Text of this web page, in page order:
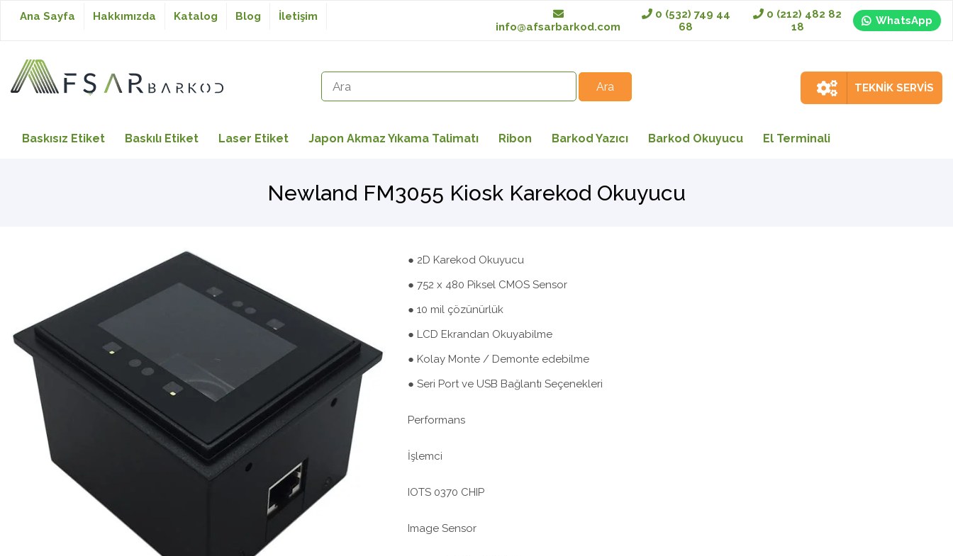
Baskısız Etiket
Japon Akmaz Yıkama
Ribon
Barkod Yazıcı
Barkod Okuyucu
Ana Sayfa Hakkımızda Katalog Blog
İletişim
info@afsarbarkod.com
0 (532) 749 44
68
0 (212) 482 82
18
WhatsApp
TEKNİK SERVİS
Baskısız Etiket Baskılı Etiket Laser Etiket Japon Akmaz Yıkama Talimatı Ribon Barkod Yazıcı Barkod Okuyucu El Terminali
Newland FM3055 Kiosk Karekod Okuyucu
● 2D Karekod Okuyucu
● 752 x 480 Piksel CMOS Sensor
● 10 mil çözünürlük
● LCD Ekrandan Okuyabilme
● Kolay Monte / Demonte edebilme
● Seri Port ve USB Bağlantı Seçenekleri
Performans
İşlemci
IOTS 0370 CHIP
Image Sensor